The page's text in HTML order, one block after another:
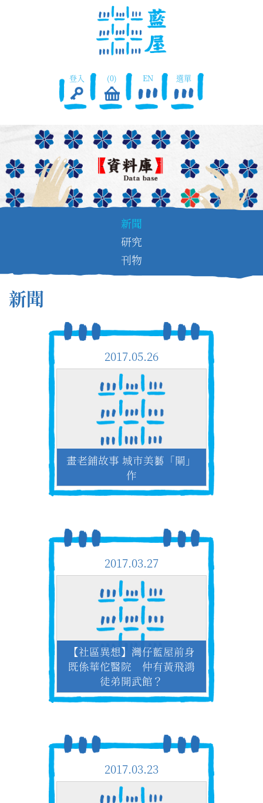
登入 (0) EN 選單
新聞
研究
刊物
新聞
2017.05.26
畫老鋪故事 城市美藝「閘」
作
2017.03.27
【社區異想】灣仔藍屋前身
既係華佗醫院 仲有黃飛鴻
徒弟開武館？
2017.03.23